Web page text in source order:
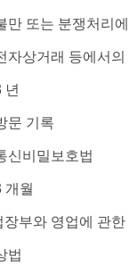
만 또는 분쟁처리
자상거래 등에서
년
문 기록
신비밀보호법
개월
장부와 영업에 관한
법